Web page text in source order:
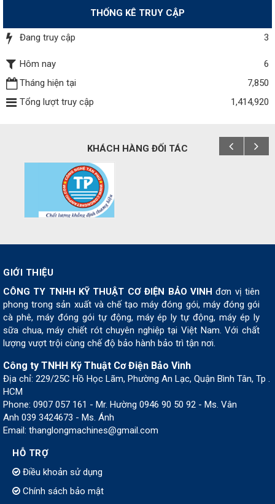
THỐNG KÊ TRUY CẬP
Đang truy cập 3
Hôm nay
6
Tháng hiện tại
7,850
Tổng lượt truy cập
1,414,920
KHÁCH HÀNG ĐỐI TÁC
GIỚI THIỆU
CÔNG TY TNHH KỸ THUẬT CƠ ĐIỆN BẢO VINH đơn vị tiên
phong trong sản xuất và chế tạo máy đóng gói, máy đóng gói
cà phê, máy đóng gói tự động, máy ép ly tự động, máy ép ly
sữa chua, máy chiết rót chuyên nghiệp tại Việt Nam. Với chất
lượng vượt trội cùng chế độ bảo hành bảo trì tận nơi.
Công ty TNHH Kỹ Thuật Cơ Điện Bảo Vinh
Địa chỉ: 229/25C Hồ Học Lãm, Phường An Lạc, Quận Bình Tân, Tp .
HCM
Phone: 0907 057 161 - Mr. Hường 0946 90 50 92 - Ms. Vân
Anh 039 3424673 - Ms. Ánh
Email: thanglongmachines@gmail.com
HỖ TRỢ
Điều khoản sử dụng
Chính sách bảo mật